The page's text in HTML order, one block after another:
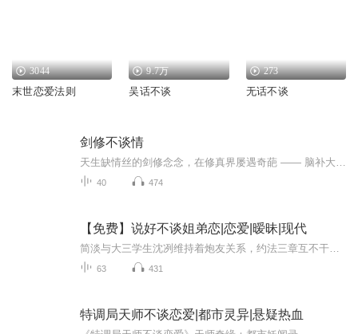
3044
末世恋爱法则
9.7万
吴话不谈
273
无话不谈
剑修不谈情
40 474
【免费】说好不谈姐弟恋|恋爱|暧昧|现代
63 431
特调局天师不谈恋爱|都市灵异|悬疑热血